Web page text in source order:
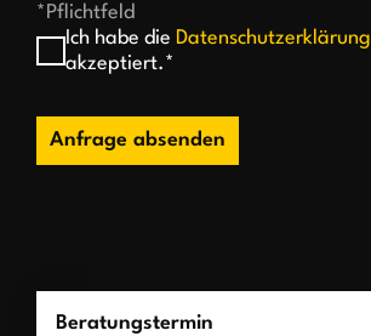
*Pflichtfeld
Ich habe die Datenschutzerklärung
akzeptiert.*
Anfrage absenden
Beratungstermin